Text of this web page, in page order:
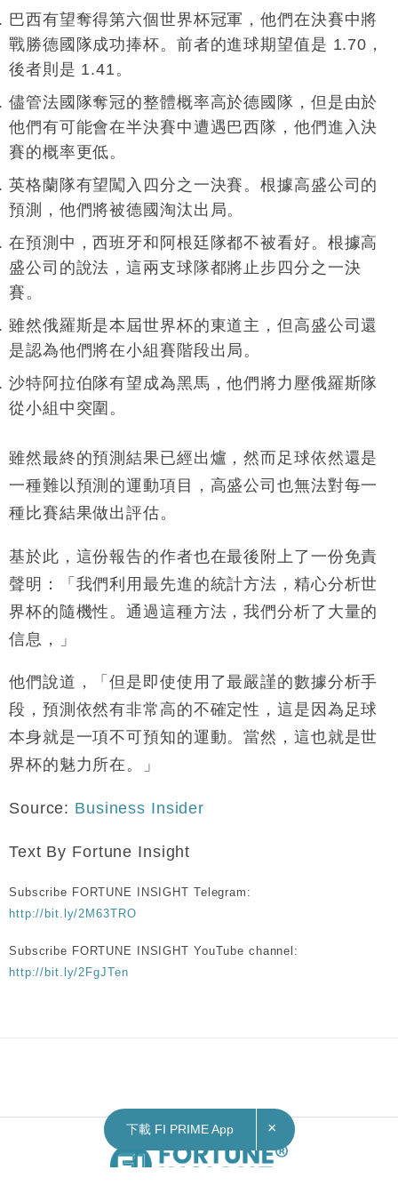
巴西有望奪得第六個世界杯冠軍，他們在決賽中將
戰勝德國隊成功捧杯。前者的進球期望值是 1.70，
後者則是 1.41。
儘管法國隊奪冠的整體概率高於德國隊，但是由於
他們有可能會在半決賽中遭遇巴西隊，他們進入決
賽的概率更低。
英格蘭隊有望闖入四分之一決賽。根據高盛公司的
預測，他們將被德國淘汰出局。
在預測中，西班牙和阿根廷隊都不被看好。根據高
盛公司的說法，這兩支球隊都將止步四分之一決
賽。
雖然俄羅斯是本屆世界杯的東道主，但高盛公司還
是認為他們將在小組賽階段出局。
沙特阿拉伯隊有望成為黑馬，他們將力壓俄羅斯隊
從小組中突圍。
雖然最終的預測結果已經出爐，然而足球依然還是
一種難以預測的運動項目，高盛公司也無法對每一
種比賽結果做出評估。
基於此，這份報告的作者也在最後附上了一份免責
聲明：
「我們利用最先進的統計方法，精心分析世
界杯的隨機性。通過這種方法，我們分析了大量的
信息，」
他們說道，「但是即使使用了最嚴謹的數據分析手
段，預測依然有非常高的不確定性，這是因為足球
本身就是一項不可預知的運動。當然，這也就是世
界杯的魅力所在。」
Source: Business Insider
Text By Fortune Insight
Subscribe FORTUNE INSIGHT Telegram:
http://bit.ly/2M63TRO
Subscribe FORTUNE INSIGHT YouTube channel:
http://bit.ly/2FgJTen
下載 FI PRIME App ×